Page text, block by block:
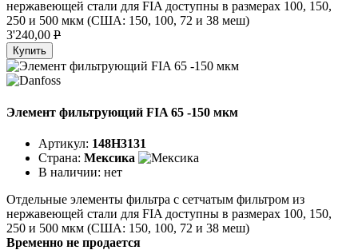
нержавеющей стали для FIA доступны в размерах 100, 150,
250 и 500 мкм (США: 150, 100, 72 и 38 меш)
3'240,00 P
Купить
Элемент фильтрующий FIA 65 -150 мкм
Артикул: 148H3131
Страна: Мексика
В наличии: нет
Отдельные элементы фильтра с сетчатым фильтром из
нержавеющей стали для FIA доступны в размерах 100, 150,
250 и 500 мкм (США: 150, 100, 72 и 38 меш)
Временно не продается